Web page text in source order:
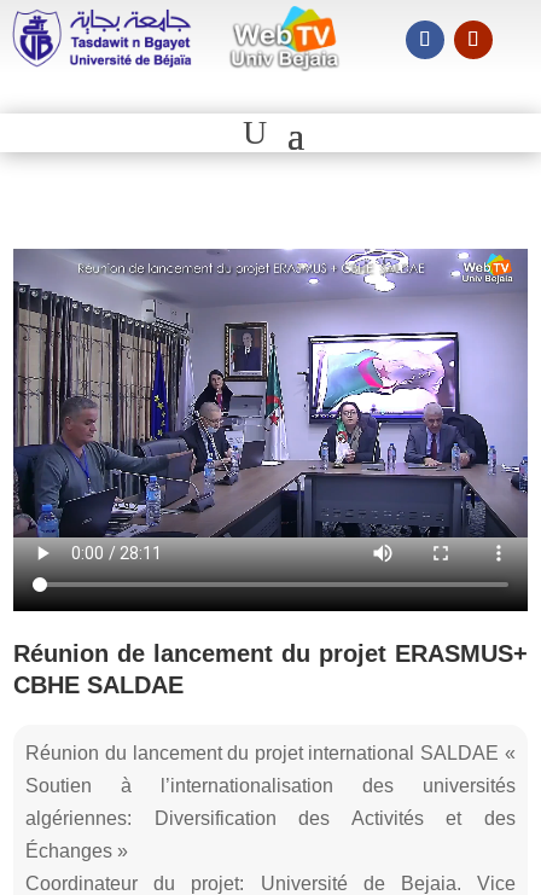
Réunion de lancement du projet ERASMUS+
CBHE SALDAE
Réunion du lancement du projet international SALDAE «
Soutien à l’internationalisation des universités
algériennes: Diversification des Activités et des
Échanges »
Coordinateur du projet: Université de Bejaia. Vice